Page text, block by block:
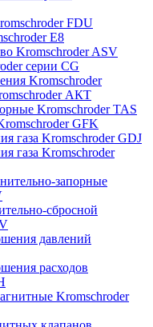
FDU
E8
Kromschroder ASV
серии CG
Kromschroder
АКТ
Kromschroder TAS
GFK
газа Kromschroder GDJ
газа Kromschroder
запорные
сбросной
давлений
расходов
Kromschroder